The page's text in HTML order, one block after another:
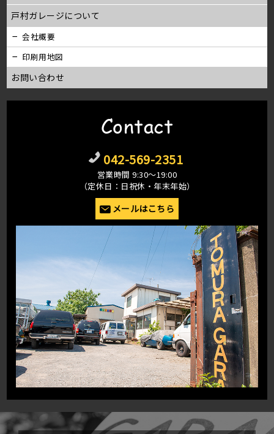
戸村ガレージについて
会社概要
印刷用地図
お問い合わせ
Contact
042-569-2351
営業時間 9:30〜19:00
（定休日：日祝休・年末年始）
メールはこちら